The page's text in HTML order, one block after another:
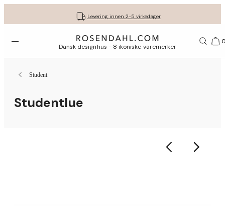
Levering innen 2-5 virkedager
Fri frakt på kjøp for minimum 849 kr.
30 dagers returrett
Få gavene dine pent pakket inn
Åpne menyen Dansk designhus - 8 ikoniske varemerker 1156
Student
Studentlue